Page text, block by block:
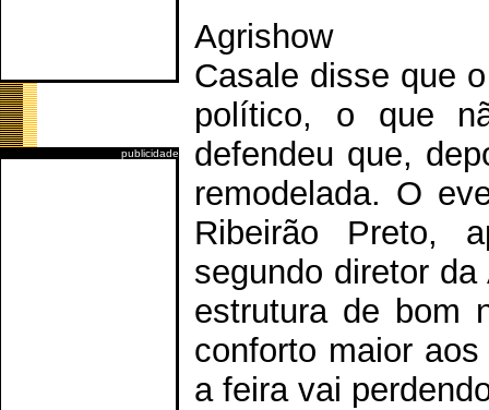
publicidade
Agrishow
Casale disse que
político, o que
defendeu que,
remodelada. O
Ribeirão Preto,
segundo diretor
estrutura de bom
conforto maior
a feira vai